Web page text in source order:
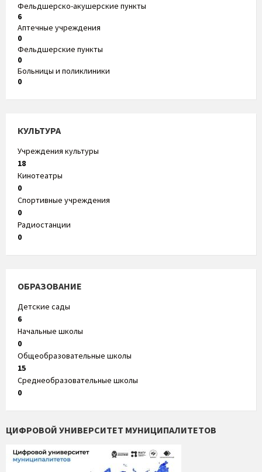
Фельдшерско-акушерские пункты
6
Аптечные учреждения
0
Фельдшерские пункты
0
Больницы и поликлиники
0
КУЛЬТУРА
Учреждения культуры
18
Кинотеатры
0
Спортивные учреждения
0
Радиостанции
0
ОБРАЗОВАНИЕ
Детские сады
6
Начальные школы
0
Общеобразовательные школы
15
Среднеобразовательные школы
0
ЦИФРОВОЙ УНИВЕРСИТЕТ МУНИЦИПАЛИТЕТОВ